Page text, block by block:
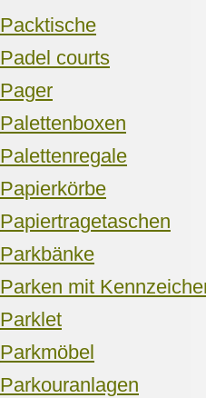
Packtische
Padel courts
Pager
Palettenboxen
Palettenregale
Papierkörbe
Papiertragetaschen
Parkbänke
Parken mit
Parklet
Parkmöbel
Parkouranlagen